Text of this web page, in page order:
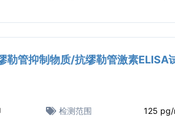
管抑制物质/抗缪勒管激素ELISA
检测范围
125